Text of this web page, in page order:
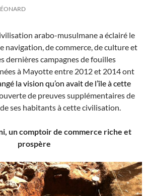
arabo-musulmane a éclairé le
navigation, de commerce, de culture et
dernières campagnes de fouilles
à Mayotte entre 2012 et 2014 ont
la vision qu’on avait de l’île à cette
de preuves supplémentaires de
ses habitants à cette civilisation.
un comptoir de commerce riche et
prospère